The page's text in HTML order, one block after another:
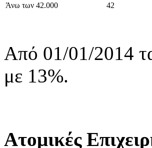
Άνω των 42.000
42
Από 01/01/2014
με 13%.
Ατομικές